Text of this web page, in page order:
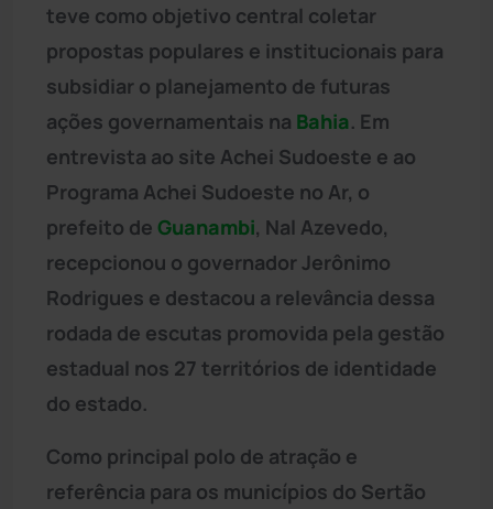
teve como objetivo central coletar
propostas populares e institucionais para
subsidiar o planejamento de futuras
ações governamentais na Bahia. Em
entrevista ao site Achei Sudoeste e ao
Programa Achei Sudoeste no Ar, o
prefeito de Guanambi, Nal Azevedo,
recepcionou o governador Jerônimo
Rodrigues e destacou a relevância dessa
rodada de escutas promovida pela gestão
estadual nos 27 territórios de identidade
do estado.
Como principal polo de atração e
referência para os municípios do Sertão